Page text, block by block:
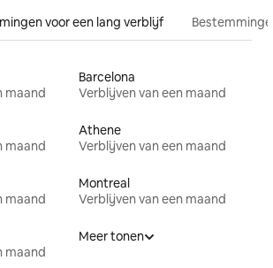
voor een lang verblijf
maand
Barcelona
Verblijven van een maand
maand
Athene
Verblijven van een maand
maand
Montreal
Verblijven van een maand
maand
Meer tonen